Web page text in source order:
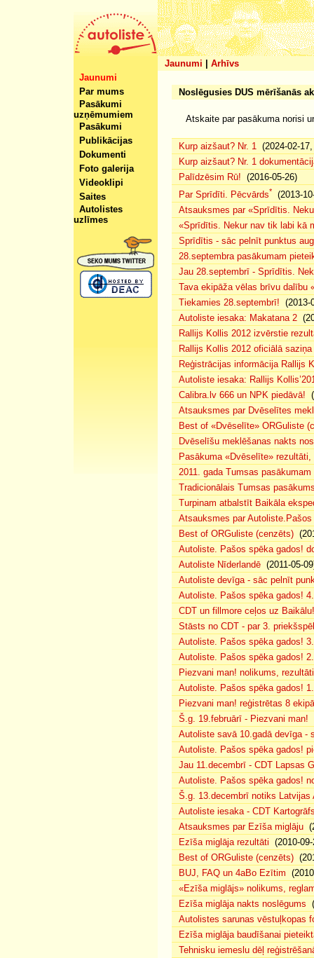
Jaunumi
Arhīvs
Jaunumi
Par mums
Pasākumi
uzņēmumiem
Pasākumi
Publikācijas
Dokumenti
Foto galerija
Videoklipi
Saites
Autolistes
uzlīmes
Noslēgusies DUS mērīšanās
Atskaite par pasākuma norisi
Kurp aizšaut? Nr. 1 (2024-02-
Kurp aizšaut? Nr. 1
Palīdzēsim Rū! (2016-05-26)
Par Sprīdīti. Pēcvārds*
(2013-
Atsauksmes par «Sprīdītis.
«Sprīdītis. Nekur nav tik labi kā
Sprīdītis - sāc pelnīt punktus
28.septembra pasākumam
Jau 28.septembrī - Sprīdītis.
Tava ekipāža vēlas brīvu dalību
Tiekamies 28.septembrī! (2013-
Autoliste iesaka: Makatana 2
Rallijs Kollis 2012 izvērstie
Rallijs Kollis 2012 oficiālā saziņa
Reģistrācijas informācija Rallijs
Autoliste iesaka: Rallijs
Calibra.lv 666 un NPK piedāvā!
Atsauksmes par Dvēselītes
Best of «Dvēselīte» ORGuliste
Dvēselīšu meklēšanas nakts
Pasākuma «Dvēselīte»
2011. gada Tumsas
Tradicionālais Tumsas
Turpinam atbalstīt Baikāla
Atsauksmes par
Best of ORGuliste (cenzēts)
Autoliste. Pašos spēka gados!
Autoliste Nīderlandē (2011-05-
Autoliste devīga - sāc pelnīt
Autoliste. Pašos spēka gados!
CDT un fillmore ceļos uz Baikālu!
Stāsts no CDT - par 3.
Autoliste. Pašos spēka gados!
Autoliste. Pašos spēka gados!
Piezvani man! nolikums,
Autoliste. Pašos spēka gados!
Piezvani man! reģistrētas 8
Š.g. 19.februārī - Piezvani man!
Autoliste savā 10.gadā devīga -
Autoliste. Pašos spēka gados!
Jau 11.decembrī - CDT Lapsas
Autoliste. Pašos spēka gados!
Š.g. 13.decembrī notiks Latvijas
Autoliste iesaka - CDT
Atsauksmes par Ezīša miglāju
Ezīša miglāja rezultāti (2010-
Best of ORGuliste (cenzēts)
BUJ, FAQ un 4aBo Ezītim
«Ezīša miglājs» nolikums,
Ezīša miglāja nakts noslēgums
Autolistes sarunas vēstuļkopas
Ezīša miglāja baudīšanai
Tehnisku iemeslu dēļ